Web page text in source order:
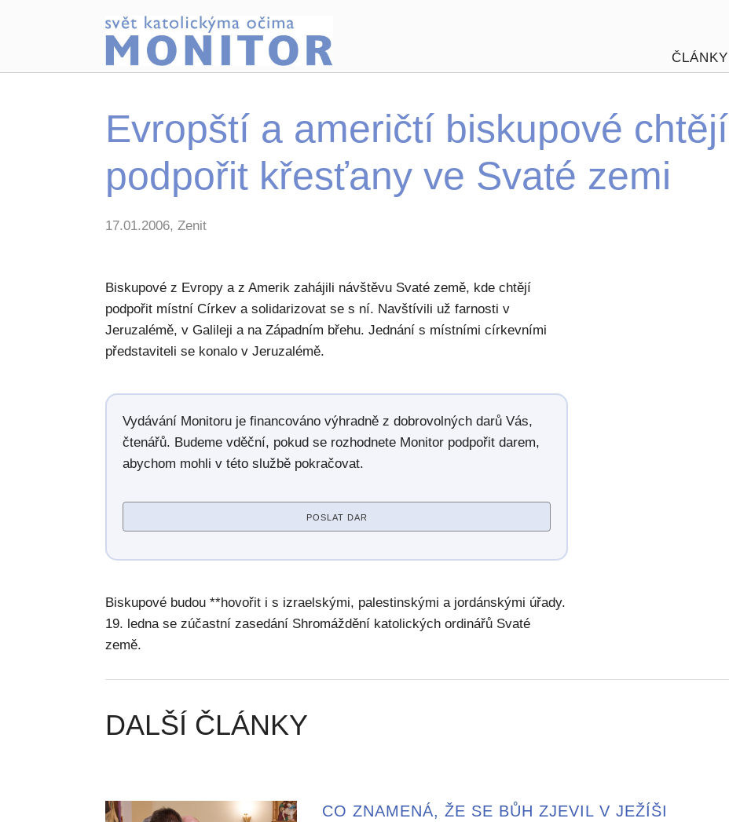
ČLÁNKY
Evropští a američtí biskupové chtějí
podpořit křesťany ve Svaté zemi
17.01.2006, Zenit
Biskupové z Evropy a z Amerik zahájili návštěvu Svaté země, kde chtějí
podpořit místní Církev a solidarizovat se s ní. Navštívili už farnosti v
Jeruzalémě, v Galileji a na Západním břehu. Jednání s místními církevními
představiteli se konalo v Jeruzalémě.
Vydávání Monitoru je financováno výhradně z dobrovolných darů Vás,
čtenářů. Budeme vděční, pokud se rozhodnete Monitor podpořit darem,
abychom mohli v této službě pokračovat.
POSLAT DAR
Biskupové budou **hovořit i s izraelskými, palestinskými a jordánskými úřady.
19. ledna se zúčastní zasedání Shromáždění katolických ordinářů Svaté
země.
DALŠÍ ČLÁNKY
CO ZNAMENÁ, ŽE SE BŮH ZJEVIL V JEŽÍŠI